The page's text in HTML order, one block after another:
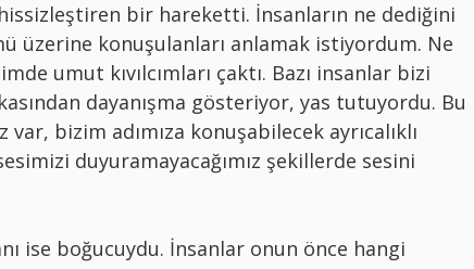
bir hareketti. İnsanların ne dediğini
üzerine konuşulanları anlamak istiyordum. Ne
umut kıvılcımları çaktı. Bazı insanlar bizi
dayanışma gösteriyor, yas tutuyordu. Bu
bizim adımıza konuşabilecek ayrıcalıklı
duyuramayacağımız şekillerde sesini
ise boğucuydu. İnsanlar onun önce hangi